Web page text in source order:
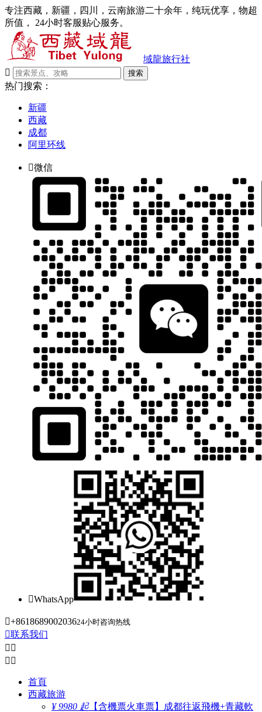
专注西藏，新疆，四川，云南旅游二十余年，纯玩优享，物超
所值， 24小时客服贴心服务。
域龍旅行社

搜索
热门搜索：
新疆
西藏
成都
阿里环线
微信
WhatsApp
+861868900203624小时咨询热线
联系我们
 
 
首頁
西藏旅游
¥ 9980 起【含機票火車票】成都往返飛機+青藏軟